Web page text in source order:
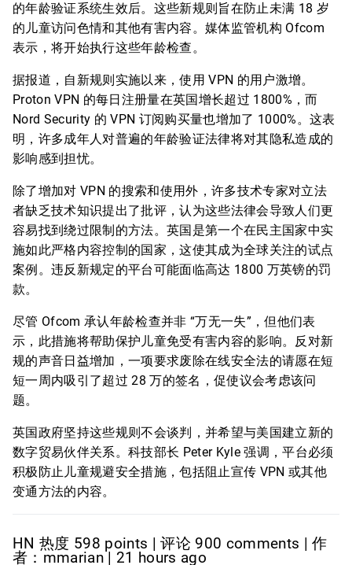
的年龄验证系统生效后。这些新规则旨在防止未满 18 岁
的儿童访问色情和其他有害内容。媒体监管机构 Ofcom
表示，将开始执行这些年龄检查。
据报道，自新规则实施以来，使用 VPN 的用户激增。
Proton VPN 的每日注册量在英国增长超过 1800%，而
Nord Security 的 VPN 订阅购买量也增加了 1000%。这表
明，许多成年人对普遍的年龄验证法律将对其隐私造成的
影响感到担忧。
除了增加对 VPN 的搜索和使用外，许多技术专家对立法
者缺乏技术知识提出了批评，认为这些法律会导致人们更
容易找到绕过限制的方法。英国是第一个在民主国家中实
施如此严格内容控制的国家，这使其成为全球关注的试点
案例。违反新规定的平台可能面临高达 1800 万英镑的罚
款。
尽管 Ofcom 承认年龄检查并非 “万无一失”，但他们表
示，此措施将帮助保护儿童免受有害内容的影响。反对新
规的声音日益增加，一项要求废除在线安全法的请愿在短
短一周内吸引了超过 28 万的签名，促使议会考虑该问
题。
英国政府坚持这些规则不会谈判，并希望与美国建立新的
数字贸易伙伴关系。科技部长 Peter Kyle 强调，平台必须
积极防止儿童规避安全措施，包括阻止宣传 VPN 或其他
变通方法的内容。
HN 热度 598 points | 评论 900 comments | 作
者：mmarian | 21 hours ago